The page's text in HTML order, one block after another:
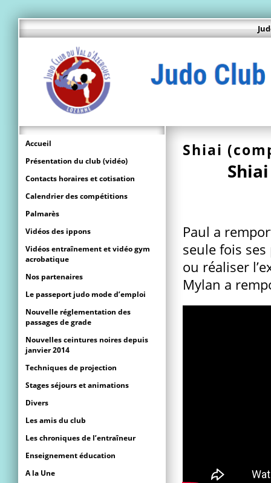
Shiai
Paul a
seule fois
ou réaliser
Mylan a
Accueil
Présentation du club (vidéo)
Contacts horaires et cotisation
Calendrier des compétitions
Palmarès
Vidéos des ippons
Vidéos entraînement et vidéo gym
acrobatique
Nos partenaires
Le passeport judo mode d’emploi
Nouvelle réglementation des
passages de grade
Nouvelles ceintures noires depuis
janvier 2014
Techniques de projection
Stages séjours et animations
Divers
Les amis du club
Les chroniques de l’entraîneur
Enseignement éducation
A la Une